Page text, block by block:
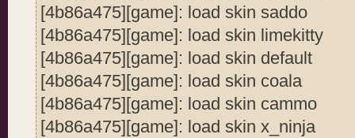
[4b86a475][game]: load skin saddo
[4b86a475][game]: load skin limekitty
[4b86a475][game]: load skin default
[4b86a475][game]: load skin coala
[4b86a475][game]: load skin cammo
[4b86a475][game]: load skin x_ninja